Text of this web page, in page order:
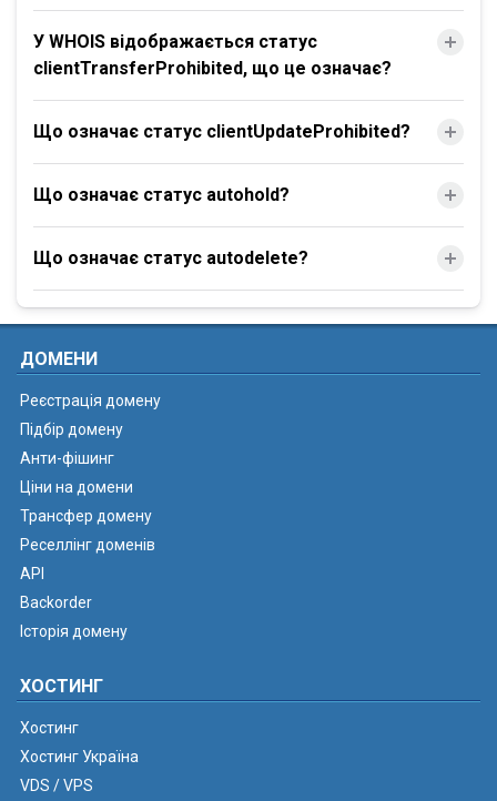
У WHOIS відображається статус
clientTransferProhibited, що це означає?
Що означає статус clientUpdateProhibited?
Що означає статус autohold?
Що означає статус autodelete?
ДОМЕНИ
Реєстрація домену
Підбір домену
Анти-фішинг
Ціни на домени
Трансфер домену
Реселлінг доменів
API
Backorder
Історія домену
ХОСТИНГ
Хостинг
Хостинг Україна
VDS / VPS